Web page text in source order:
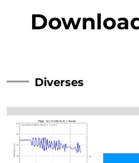
Diverses